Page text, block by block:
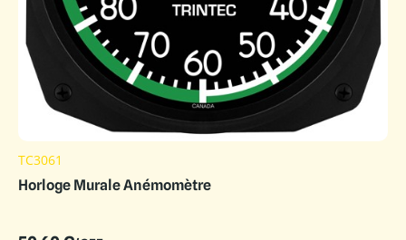
TC3061
Horloge Murale Anémomètre